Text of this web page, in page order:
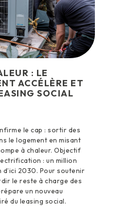
: LE
ACCÉLÈRE ET
SOCIAL
le cap : sortir des
le logement en misant
à chaleur. Objectif
: un million
d’ici 2030. Pour soutenir
le reste à charge des
un nouveau
du leasing social.